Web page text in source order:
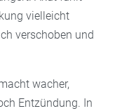
vielleicht
verschoben und
wacher,
Entzündung. In